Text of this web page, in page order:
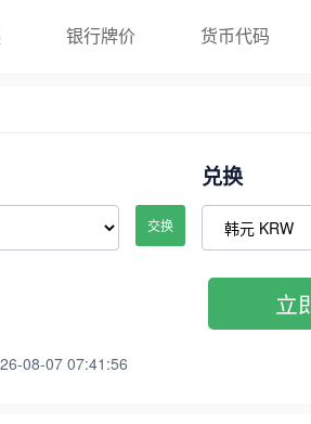
银行牌价 货币代码
交换
兑换
08-07 07:41:56
立